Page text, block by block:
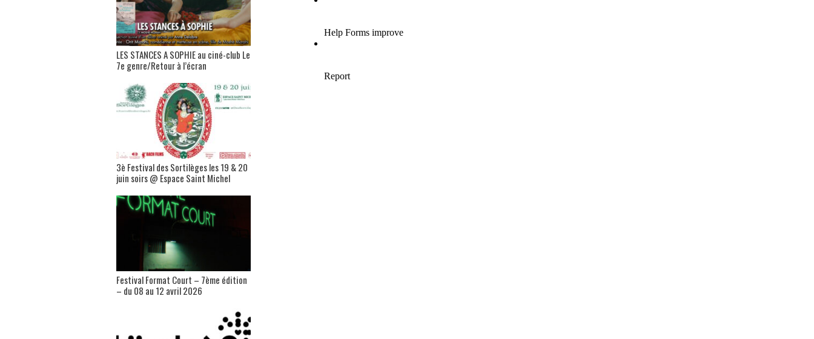
LES STANCES A SOPHIE au ciné-club Le
7e genre/Retour à l’écran
3è Festival des Sortilèges les 19 & 20
juin soirs @ Espace Saint Michel
Festival Format Court – 7ème édition
– du 08 au 12 avril 2026